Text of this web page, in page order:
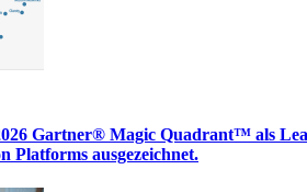
Gartner® Magic Quadrant™ als
Platforms ausgezeichnet.